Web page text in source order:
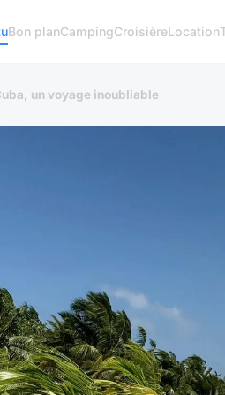
Bon planCampingCroisièreLocation
un voyage inoubliable